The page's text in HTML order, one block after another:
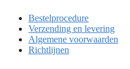
Bestelprocedure
Verzending en levering
Algemene voorwaarden
Richtlijnen